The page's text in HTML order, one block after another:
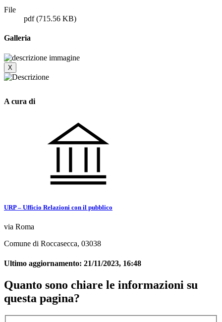
File
pdf(715.56 KB)
Galleria
X
A cura di
URP – Ufficio Relazioni con il pubblico
via Roma
Comune di Roccasecca, 03038
Ultimo aggiornamento: 21/11/2023, 16:48
Quanto sono chiare le informazioni su
questa pagina?